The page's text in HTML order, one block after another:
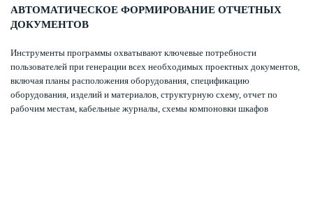
АВТОМАТИЧЕСКОЕ ФОРМИРОВАНИЕ ОТЧЕТНЫХ
ДОКУМЕНТОВ
Инструменты программы охватывают ключевые потребности
пользователей при генерации всех необходимых проектных документов,
включая планы расположения оборудования, спецификацию
оборудования, изделий и материалов, структурную схему, отчет по
рабочим местам, кабельные журналы, схемы компоновки шкафов